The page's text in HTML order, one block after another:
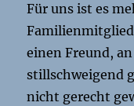
Für uns ist es
einen Freund,
stillschweigend
nicht gerecht